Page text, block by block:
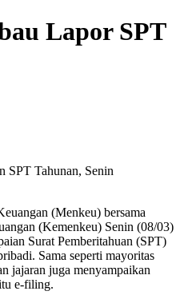
Lapor SPT
SPT Tahunan, Senin
(Menkeu) bersama
(Kemenkeu) Senin (08/03)
Surat Pemberitahuan (SPT)
Sama seperti mayoritas
jajaran juga menyampaikan
e-filing.